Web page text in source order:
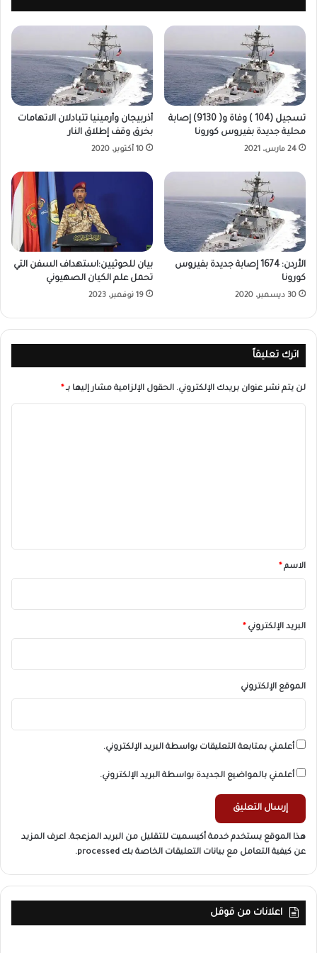
تسجيل (104 ) وفاة و( 9130) إصابة
محلية جديدة بفيروس كورونا
24 مارس، 2021
أذربيجان وأرمينيا تتبادلان الاتهامات
بخرق وقف إطلاق النار
10 أكتوبر، 2020
الأردن: 1674 إصابة جديدة بفيروس
كورونا
30 ديسمبر، 2020
بيان للحوثيين:استهداف السفن التي
تحمل علم الكيان الصهيوني
19 نوفمبر، 2023
اترك تعليقاً
لن يتم نشر عنوان بريدك الإلكتروني. الحقول الإلزامية مشار إليها بـ*
*الاسم *
البريد الإلكتروني *
الموقع الإلكتروني
أعلمني بمتابعة التعليقات بواسطة البريد الإلكتروني.
أعلمني بالمواضيع الجديدة بواسطة البريد الإلكتروني.
هذا الموقع يستخدم خدمة أكيسميت للتقليل من البريد المزعجة. اعرف المزيد
عن كيفية التعامل مع بيانات التعليقات الخاصة بك processed
.
اعلانات من قوقل